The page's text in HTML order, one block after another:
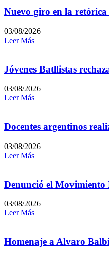
Nuevo giro en la
03/08/2026
Leer Más
Jóvenes Batllistas
03/08/2026
Leer Más
Docentes argentinos
03/08/2026
Leer Más
Denunció el Movimiento
03/08/2026
Leer Más
Homenaje a Alvaro